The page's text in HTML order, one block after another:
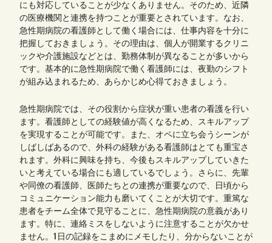
にも対応していることが少なくありません。そのため、近隣
の医療機関と連携を持つことが重要とされています。なお、
急性期病院の看護師として働く場合には、仕事内容を十分に
把握しておきましょう。その理由は、個人が開業するクリニ
ックや介護施設などとは、勤務体制が異なることが多いから
です。基本的に急性期病院で働く看護師には、夜勤のシフト
が組み込まれるため、あらかじめ心得ておきましょう。
急性期病院では、その役割から症状が重い患者の看護を行い
ます。看護師としての経験値が高くなるため、スキルアップ
を実現することが可能です。また、オペに立ち会うシーンが
しばしばあるので、外科の経験がある看護師はとても重宝さ
れます。外科に興味を持ち、今後もスキルアップしていきた
いと考えている場合にも適しているでしょう。さらに、先輩
や同僚の看護師、医師たちとの連携が重要なので、日頃から
コミュニケーション能力も磨いてくことが大切です。重篤な
患者をチーム全体で見守ることに、急性期病院の意義があり
ます。特に、連絡ミスをしないように注意することが欠かせ
ません。1日の記録をこまめにメモしたり、分からないことが